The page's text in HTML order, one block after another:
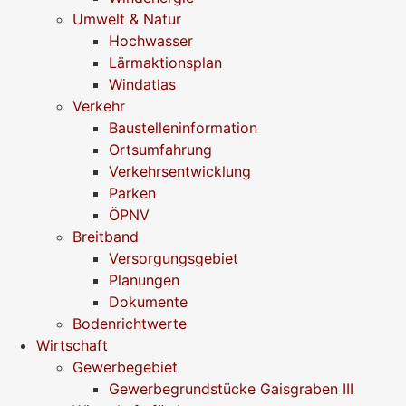
Umwelt & Natur
Hochwasser
Lärmaktionsplan
Windatlas
Verkehr
Baustelleninformation
Ortsumfahrung
Verkehrsentwicklung
Parken
ÖPNV
Breitband
Versorgungsgebiet
Planungen
Dokumente
Bodenrichtwerte
Wirtschaft
Gewerbegebiet
Gewerbegrundstücke Gaisgraben III